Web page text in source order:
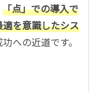
「点」での導入で
を意識したシス
への近道です。